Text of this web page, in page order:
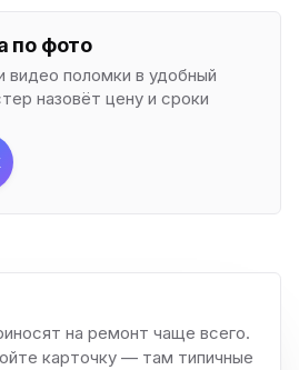
по фото
видео поломки в удобный
назовёт цену и сроки
на ремонт чаще всего.
карточку — там типичные